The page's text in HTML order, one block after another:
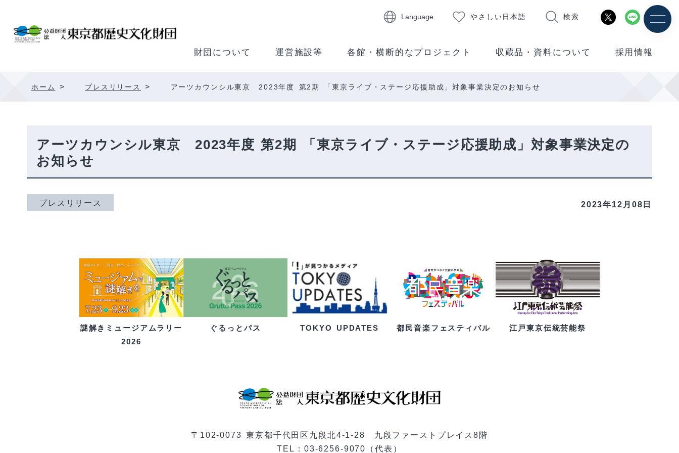
Language やさしい日本語 検索
財団について 運営施設等 各館・横断的なプロジェクト 収蔵品・資料について 採用情報
ホーム > プレスリリース > アーツカウンシル東京 2023年度 第2期 「東京ライブ・ステージ応援助成」対象事業決定のお知らせ
アーツカウンシル東京 2023年度 第2期 「東京ライブ・ステージ応援助成」対象事業決定の
お知らせ
プレスリリース 2023年12月08日
謎解きミュージアムラリー
2026
ぐるっとパス TOKYO UPDATES 都民音楽フェスティバル 江戸東京伝統芸能祭
〒102-0073 東京都千代田区九段北4-1-28 九段ファーストプレイス8階
TEL：03-6256-9070（代表）